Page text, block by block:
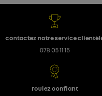
contactez notre service
078 05 11 15
roulez confiant